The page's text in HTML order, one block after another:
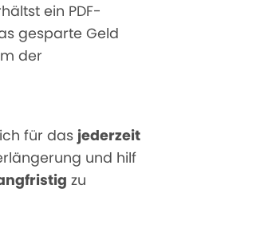
ein PDF-
gesparte Geld
der
für das jederzeit
und hilf
zu